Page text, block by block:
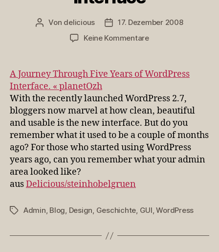
Beitragsautor
Von delicious Veröffentlichungsdatum
17. Dezember 2008
Keine Kommentarezu
Through
Five
of
WordPress
Interface
A Journey Through Five Years of WordPress
Interface. « planetOzh
With the recently launched WordPress 2.7,
bloggers now marvel at how clean, beautiful
and usable is the new interface. But do you
remember what it used to be a couple of months
ago? For those who started using WordPress
years ago, can you remember what your admin
area looked like?
ausDelicious/steinhobelgruen
Schlagwörter
Admin, Blog, Design, Geschichte, GUI,WordPress